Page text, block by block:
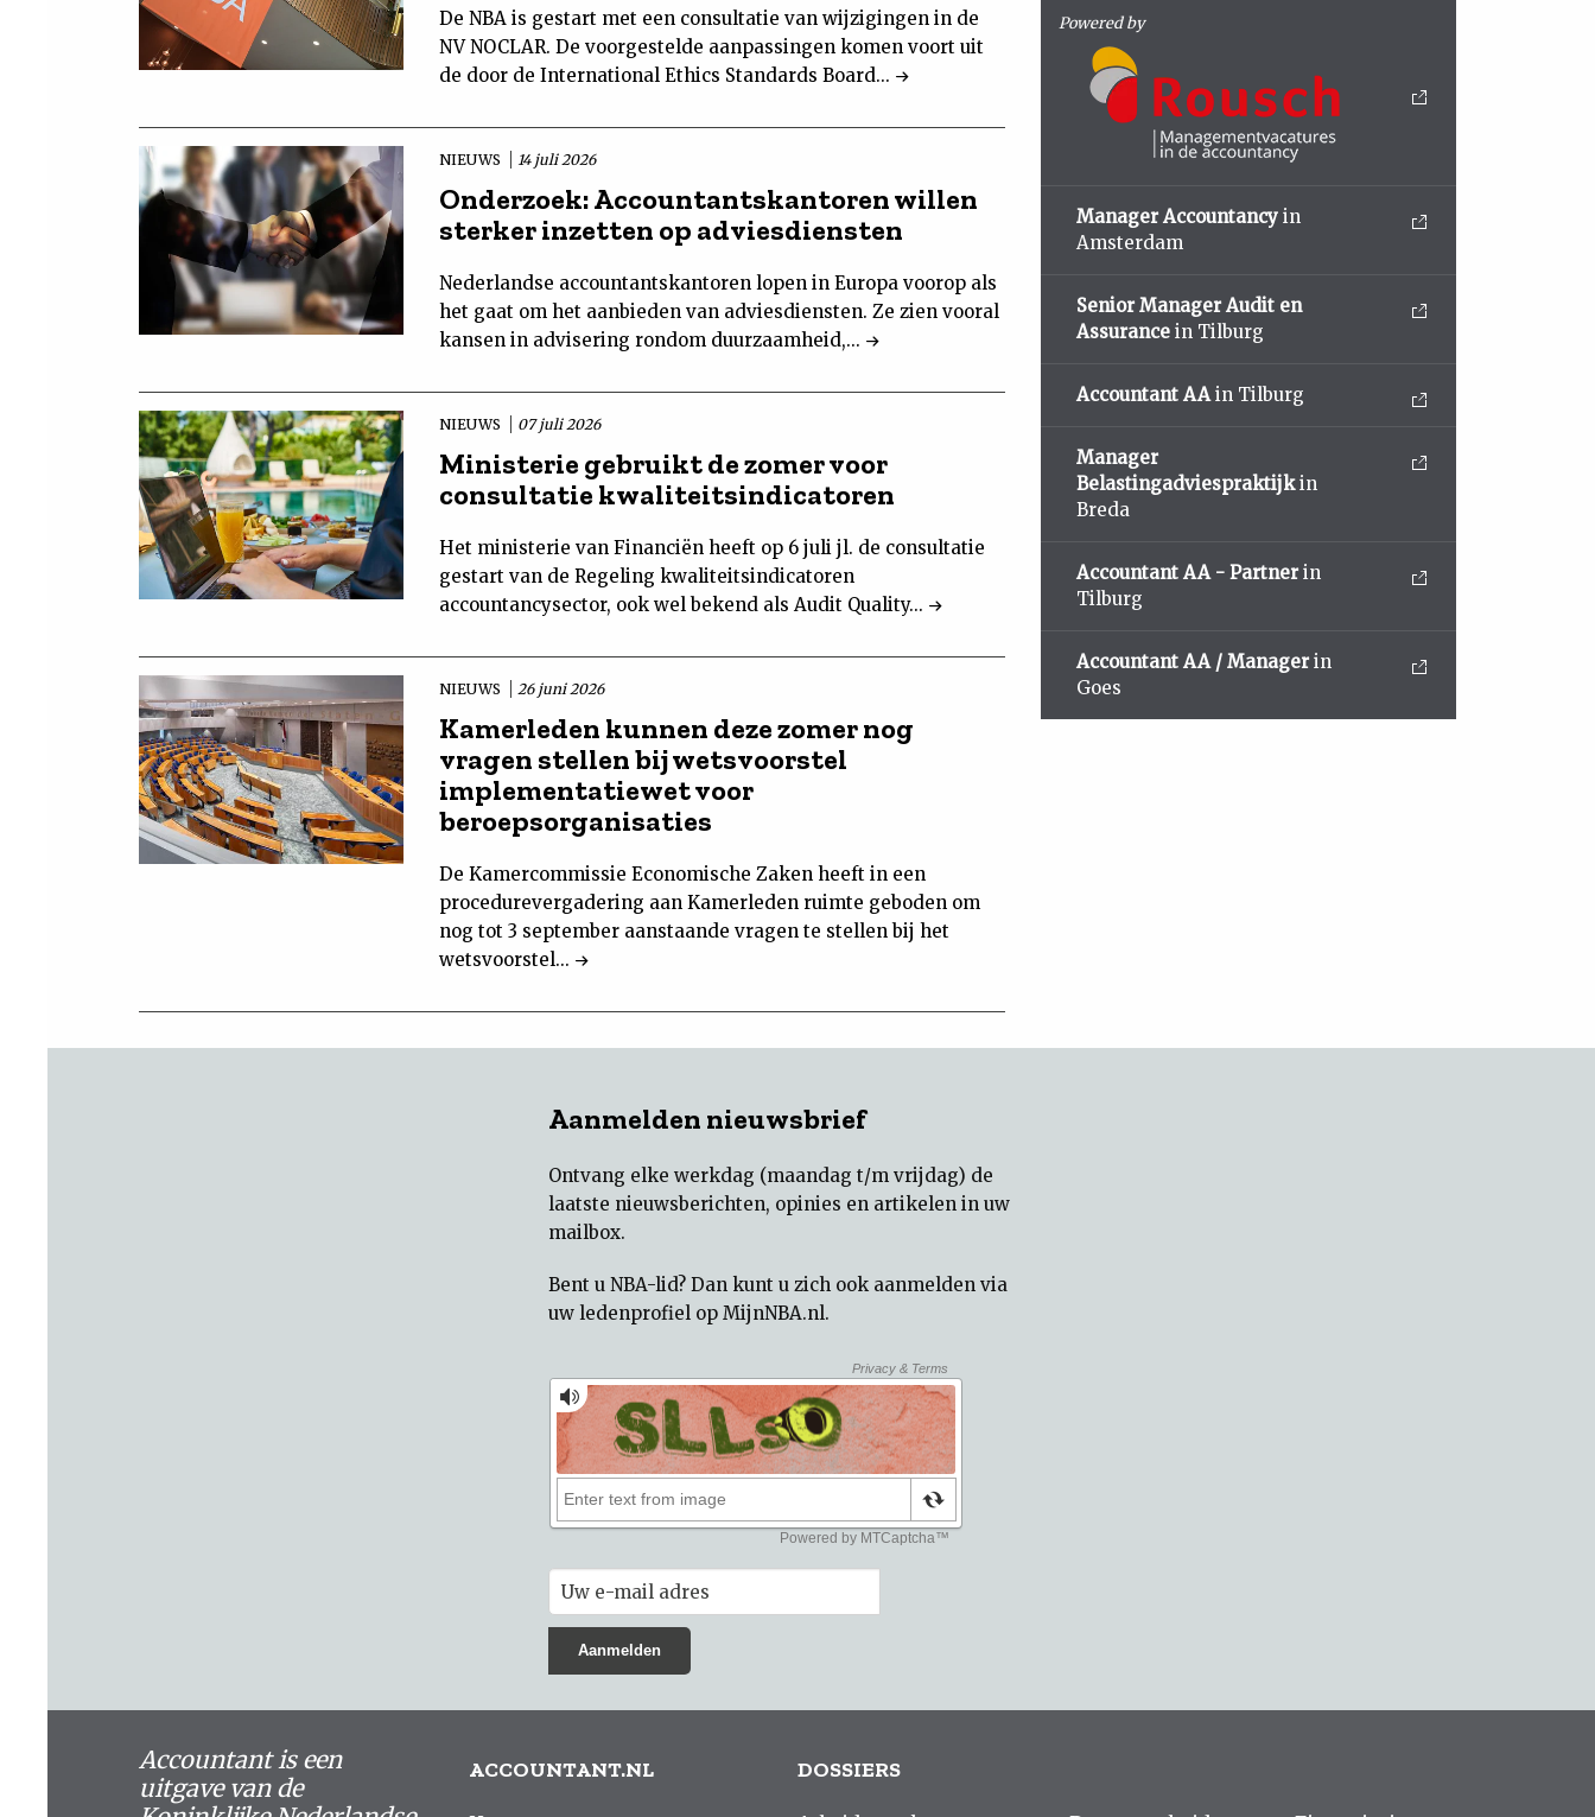
De NBA is gestart met een consultatie van wijzigingen in de
NV NOCLAR. De voorgestelde aanpassingen komen voort uit
de door de International Ethics Standards Board...
NIEUWS 14 juli 2026
Onderzoek: Accountantskantoren willen
sterker inzetten op adviesdiensten
Nederlandse accountantskantoren lopen in Europa voorop als
het gaat om het aanbieden van adviesdiensten. Ze zien vooral
kansen in advisering rondom duurzaamheid,...
NIEUWS 07 juli 2026
Ministerie gebruikt de zomer voor
consultatie kwaliteitsindicatoren
Het ministerie van Financiën heeft op 6 juli jl. de consultatie
gestart van de Regeling kwaliteitsindicatoren
accountancysector, ook wel bekend als Audit Quality...
NIEUWS 26 juni 2026
Kamerleden kunnen deze zomer nog
vragen stellen bij wetsvoorstel
implementatiewet voor
beroepsorganisaties
De Kamercommissie Economische Zaken heeft in een
procedurevergadering aan Kamerleden ruimte geboden om
nog tot 3 september aanstaande vragen te stellen bij het
wetsvoorstel...
Powered by
Manager Accountancy in
Amsterdam
Senior Manager Audit en
Assurance in Tilburg
Accountant AAin Tilburg
Manager
Belastingadviespraktijkin
Breda
Accountant AA - Partner in
Tilburg
Accountant AA / Manager in
Goes
Aanmelden nieuwsbrief
Ontvang elke werkdag (maandag t/m vrijdag) de
laatste nieuwsberichten, opinies en artikelen in uw
mailbox.
Bent u NBA-lid? Dan kunt u zich ook aanmelden via
uw ledenprofiel op MijnNBA.nl.
Accountant is een
uitgave van de
ACCOUNTANT.NL DOSSIERS